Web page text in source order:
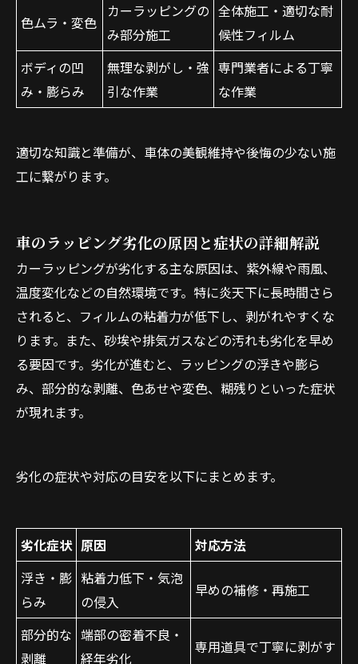
色ムラ・変色
カーラッピングの
み部分施工
全体施工・適切な耐
候性フィルム
ボディの凹
み・膨らみ
無理な剥がし・強
引な作業
専門業者による丁寧
な作業
適切な知識と準備が、車体の美観維持や後悔の少ない施
工に繋がります。
車のラッピング劣化の原因と症状の詳細解説
カーラッピングが劣化する主な原因は、紫外線や雨風、
温度変化などの自然環境です。特に炎天下に長時間さら
されると、フィルムの粘着力が低下し、剥がれやすくな
ります。また、砂埃や排気ガスなどの汚れも劣化を早め
る要因です。劣化が進むと、ラッピングの浮きや膨ら
み、部分的な剥離、色あせや変色、糊残りといった症状
が現れます。
劣化の症状や対応の目安を以下にまとめます。
劣化症状 原因
対応方法
浮き・膨
らみ
粘着力低下・気泡
の侵入
早めの補修・再施工
部分的な
剥離
端部の密着不良・
経年劣化
専用道具で丁寧に剥がす